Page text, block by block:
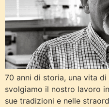
70 anni di storia, una vita
svolgiamo il nostro lavoro
sue tradizioni e nelle